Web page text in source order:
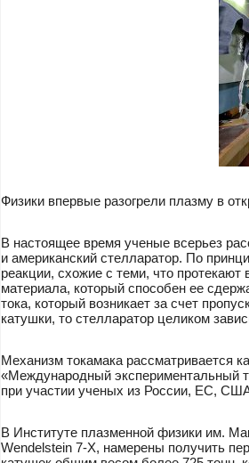
Физики впервые разогрели плазму в
В настоящее время ученые всерьез
и американский стелларатор. По
реакции, схожие с теми, что
материала, который способен ее
тока, который возникает за счет
катушки, то стелларатор целиком
Механизм токамака рассматривается
«Международный экспериментальный
при участии ученых из России, ЕС,
В Институте плазменной физики им.
Wendelstein 7-X, намерены получить